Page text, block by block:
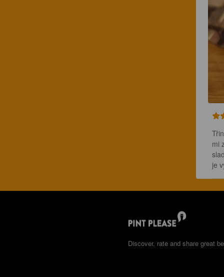
mi
je
Discover, rate and share great